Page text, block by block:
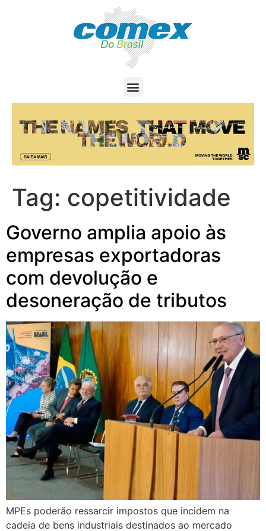
Tag: copetitividade
Governo amplia apoio às
empresas exportadoras
com devolução e
desoneração de tributos
MPEs poderão ressarcir impostos que incidem na
cadeia de bens industriais destinados ao mercado